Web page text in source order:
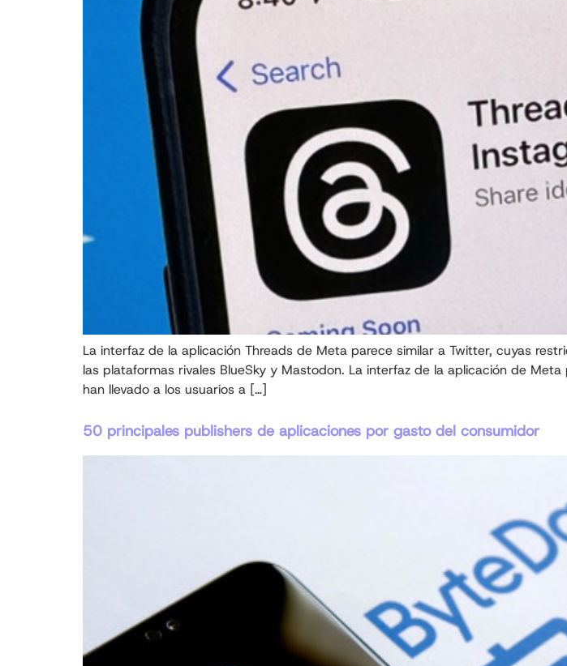
La interfaz de la aplicación Threads de Meta parece similar a Twitter, cuyas
las plataformas rivales BlueSky y Mastodon. La interfaz de la aplicación de
han llevado a los usuarios a […]
50 principales publishers de aplicaciones por gasto del consumidor